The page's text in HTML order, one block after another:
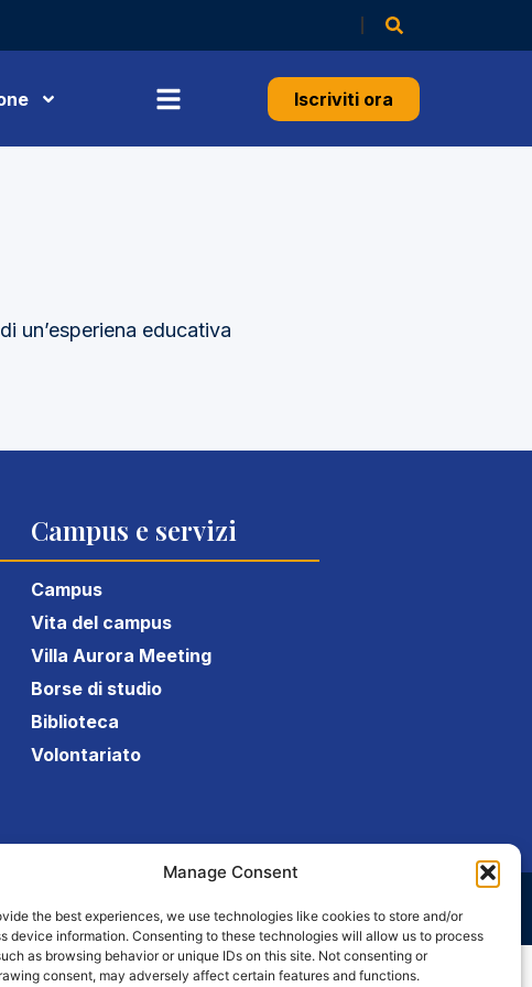
Manage Consent
the best experiences, we use technologies like cookies to store and/or
device information. Consenting to these technologies will allow us to process
as browsing behavior or unique IDs on this site. Not consenting or
consent, may adversely affect certain features and functions.
Iscriviti ora
un’esperiena educativa
Campus e servizi
Campus
Vita del campus
Villa Aurora Meeting
Borse di studio
Biblioteca
Volontariato